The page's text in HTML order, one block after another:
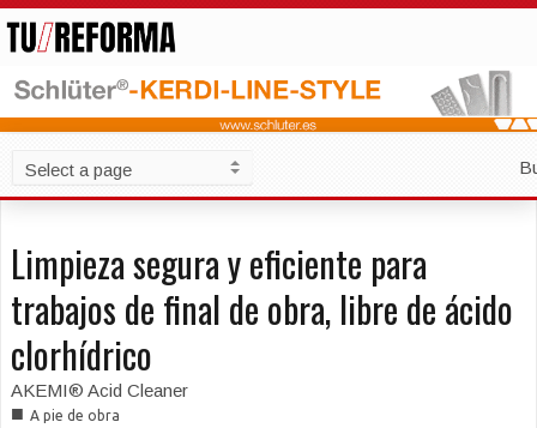
Limpieza segura y eficiente para
trabajos de final de obra, libre de ácido
clorhídrico
AKEMI® Acid Cleaner
■ A pie de obra